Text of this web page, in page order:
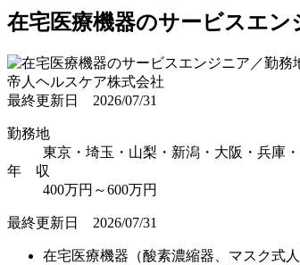
在宅医療機器のサービスエン
帝人ヘルスケア株式会社
最終更新日 2026/07/31
勤務地
東京・埼玉・山梨・新潟・大阪・兵庫
年 収
400万円～600万円
最終更新日 2026/07/31
在宅医療機器（酸素濃縮器、マスク式